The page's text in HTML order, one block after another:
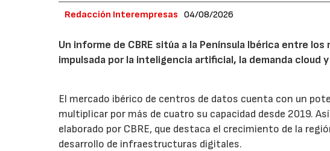
Redacción Interempresas 04/08/2026
Un informe de CBRE sitúa a la Península Ibérica entre
impulsada por la inteligencia artificial, la demanda cloud
El mercado ibérico de centros de datos cuenta con un
multiplicar por más de cuatro su capacidad desde 2019.
elaborado por CBRE, que destaca el crecimiento de la
desarrollo de infraestructuras digitales.